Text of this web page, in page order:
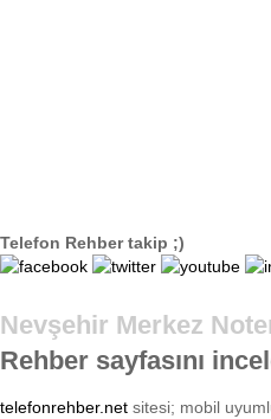
Telefon Rehber takip ;)
Nevşehir Merkez
Rehber sayfasını
telefonrehber.net sitesi; mobil